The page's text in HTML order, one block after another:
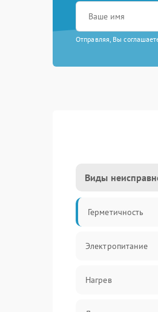
Отправляя, Вы
Виды
Герметичность
Электропитание
Нагрев